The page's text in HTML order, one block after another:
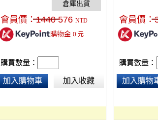
腳架底板、或加裝各種附件的底
座。
會員價：1440 576 NTD
購物金 0元
購買數量：
加入購物車 加入收藏
會員價：
購買數量：
加入購物